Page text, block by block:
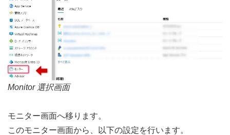
Monitor 選択画面
モニター画面へ移ります。
このモニター画面から、以下の設定を行います。